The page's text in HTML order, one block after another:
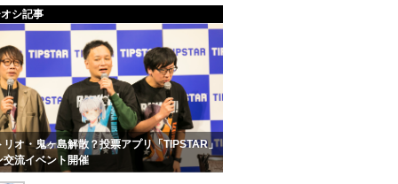
シ記事
リオ・鬼ヶ島解散？投票アプリ「TIPSTAR」
交流イベント開催